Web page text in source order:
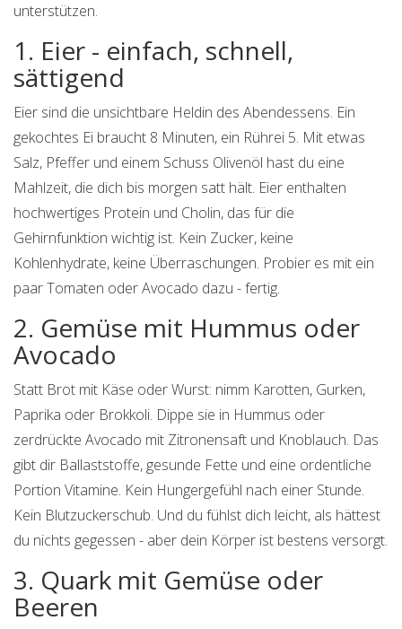
unterstützen.
1. Eier - einfach, schnell,
sättigend
Eier sind die unsichtbare Heldin des Abendessens. Ein
gekochtes Ei braucht 8 Minuten, ein Rührei 5. Mit etwas
Salz, Pfeffer und einem Schuss Olivenöl hast du eine
Mahlzeit, die dich bis morgen satt hält. Eier enthalten
hochwertiges Protein und Cholin, das für die
Gehirnfunktion wichtig ist. Kein Zucker, keine
Kohlenhydrate, keine Überraschungen. Probier es mit ein
paar Tomaten oder Avocado dazu - fertig.
2. Gemüse mit Hummus oder
Avocado
Statt Brot mit Käse oder Wurst: nimm Karotten, Gurken,
Paprika oder Brokkoli. Dippe sie in Hummus oder
zerdrückte Avocado mit Zitronensaft und Knoblauch. Das
gibt dir Ballaststoffe, gesunde Fette und eine ordentliche
Portion Vitamine. Kein Hungergefühl nach einer Stunde.
Kein Blutzuckerschub. Und du fühlst dich leicht, als hättest
du nichts gegessen - aber dein Körper ist bestens versorgt.
3. Quark mit Gemüse oder
Beeren